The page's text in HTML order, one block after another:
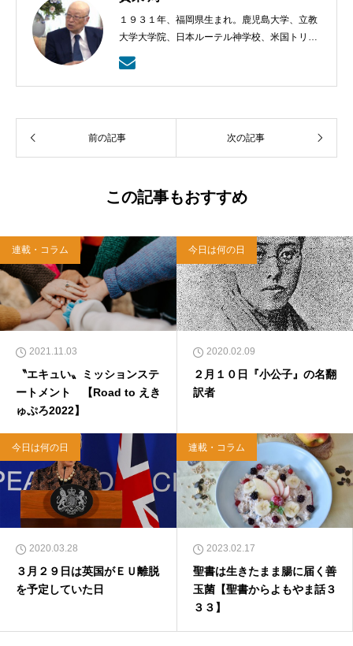
１９３１年、福岡県生まれ。鹿児島大学、立教
大学大学院、日本ルーテル神学校、米国トリニ
ティー・ルーテル神学校卒業。日本福音ルーテ
ル教会牧師として、京都賀茂川、東京、札幌、
武蔵野教会を牧会。その後、ルーテル学院大学
前の記事
次の記事
この記事もおすすめ
連載・コラム
2021.11.03
〝エキュい〟ミッションステ
ートメント 【Road to えき
ゅぷろ2022】
今日は何の日
2020.02.09
２月１０日『小公子』の名翻
訳者
今日は何の日
2020.03.28
３月２９日は英国がＥＵ離脱
を予定していた日
連載・コラム
2023.02.17
聖書は生きたまま腸に届く善
玉菌【聖書からよもやま話３
３３】